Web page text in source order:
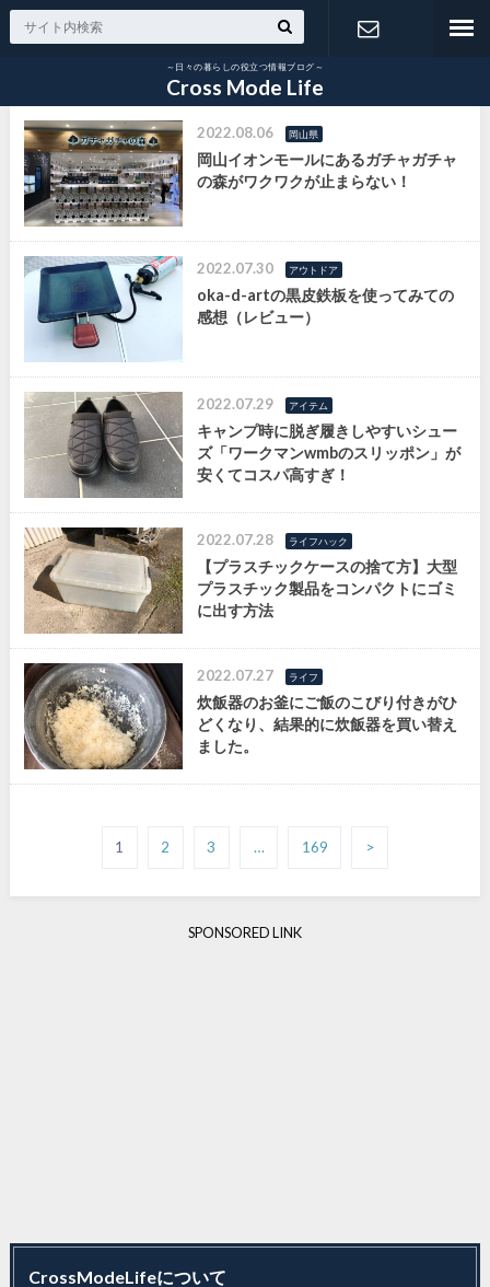
～日々の暮らしの役立つ情報ブログ～
Cross Mode Life
2022.08.06 岡山県
岡山イオンモールにあるガチャガチャ
の森がワクワクが止まらない！
2022.07.30 アウトドア
oka-d-artの黒皮鉄板を使ってみての
感想（レビュー）
2022.07.29 アイテム
キャンプ時に脱ぎ履きしやすいシュー
ズ「ワークマンwmbのスリッポン」が
安くてコスパ高すぎ！
2022.07.28 ライフハック
【プラスチックケースの捨て方】大型
プラスチック製品をコンパクトにゴミ
に出す方法
2022.07.27 ライフ
炊飯器のお釜にご飯のこびり付きがひ
どくなり、結果的に炊飯器を買い替え
ました。
1 2 3 … 169 >
SPONSORED LINK
CrossModeLifeについて